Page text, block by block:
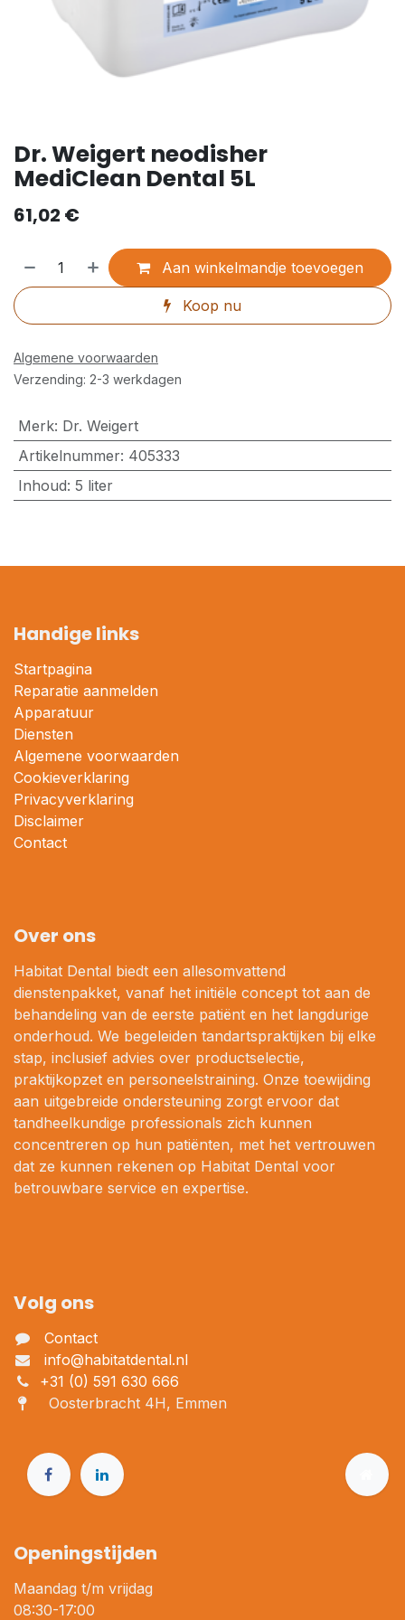
Dr. Weigert neodisher
MediClean Dental 5L
61,02 €
Aan winkelmandje toevoegen
Koop nu
Algemene voorwaarden
Verzending: 2-3 werkdagen
Merk: Dr. Weigert
Artikelnummer: 405333
Inhoud: 5 liter
Handige links
Startpagina
Reparatie aanmelden
Apparatuur
Diensten
Algemene voorwaarden
Cookieverklaring
Privacyverklaring
Disclaimer
Contact
Over ons
Habitat Dental biedt een allesomvattend
dienstenpakket, vanaf het initiële concept tot aan de
behandeling van de eerste patiënt en het langdurige
onderhoud. We begeleiden tandartspraktijken bij elke
stap, inclusief advies over productselectie,
praktijkopzet en personeelstraining. Onze toewijding
aan uitgebreide ondersteuning zorgt ervoor dat
tandheelkundige professionals zich kunnen
concentreren op hun patiënten, met het vertrouwen
dat ze kunnen rekenen op Habitat Dental voor
betrouwbare service en expertise.
Volg ons
Contact
info@habitatdental.nl
+31 (0) 591 630 666
Oosterbracht 4H, Emmen
Openingstijden
Maandag t/m vrijdag
08:30-17:00